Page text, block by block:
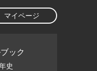
マイページ
ック
史